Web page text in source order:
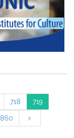
718 719
860